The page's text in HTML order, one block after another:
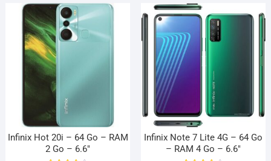
Infinix Hot 20i – 64 Go – RAM
2 Go – 6.6″
Infinix Note 7 Lite 4G – 64 Go
– RAM 4 Go – 6.6″